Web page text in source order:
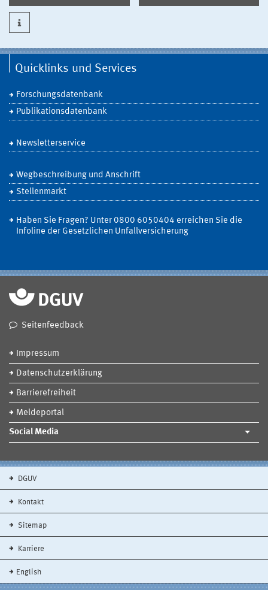
Quicklinks und Services
Forschungsdatenbank
Publikationsdatenbank
Newsletterservice
Wegbeschreibung und Anschrift
Stellenmarkt
Haben Sie Fragen? Unter 0800 6050404 erreichen Sie die
Infoline der Gesetzlichen Unfallversicherung
Seitenfeedback
Impressum
Datenschutzerklärung
Barrierefreiheit
Meldeportal
Social Media
DGUV
Kontakt
Sitemap
Karriere
English